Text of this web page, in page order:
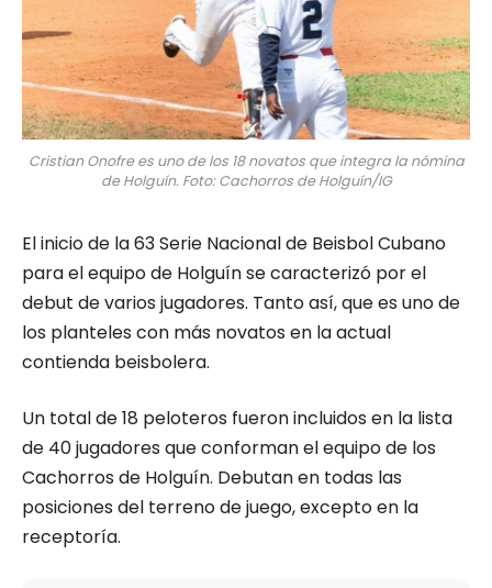
Cristian Onofre es uno de los 18 novatos que integra la nómina
de Holguín. Foto: Cachorros de Holguín/IG
El inicio de la 63 Serie Nacional de Beisbol Cubano
para el equipo de Holguín se caracterizó por el
debut de varios jugadores. Tanto así, que es uno de
los planteles con más novatos en la actual
contienda beisbolera.
Un total de 18 peloteros fueron incluidos en la lista
de 40 jugadores que conforman el equipo de los
Cachorros de Holguín. Debutan en todas las
posiciones del terreno de juego, excepto en la
receptoría.